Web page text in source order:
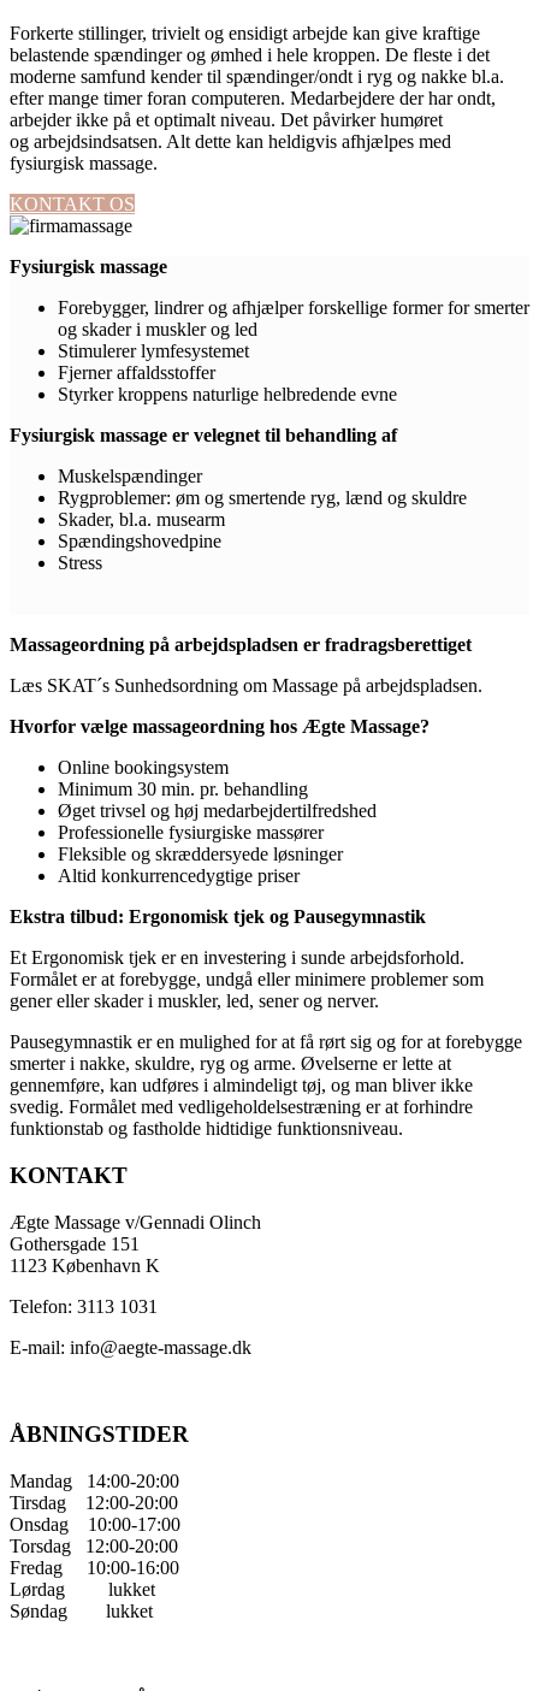
Forkerte stillinger, trivielt og ensidigt arbejde kan give kraftige
belastende spændinger og ømhed i hele kroppen. De fleste i det
moderne samfund kender til spændinger/ondt i ryg og nakke bl.a.
efter mange timer foran computeren. Medarbejdere der har ondt,
arbejder ikke på et optimalt niveau. Det påvirker humøret
og arbejdsindsatsen. Alt dette kan heldigvis afhjælpes med
fysiurgisk massage.
KONTAKT OS
Fysiurgisk massage
Forebygger, lindrer og afhjælper forskellige former for smerter
og skader i muskler og led
Stimulerer lymfesystemet
Fjerner affaldsstoffer
Styrker kroppens naturlige helbredende evne
Fysiurgisk massage er velegnet til behandling af
Muskelspændinger
Rygproblemer: øm og smertende ryg, lænd og skuldre
Skader, bl.a. musearm
Spændingshovedpine
Stress
Massageordning på arbejdspladsen er fradragsberettiget
Læs SKAT´s Sunhedsordning om Massage på arbejdspladsen.
Hvorfor vælge massageordning hos Ægte Massage?
Online bookingsystem
Minimum 30 min. pr. behandling
Øget trivsel og høj medarbejdertilfredshed
Professionelle fysiurgiske massører
Fleksible og skræddersyede løsninger
Altid konkurrencedygtige priser
Ekstra tilbud: Ergonomisk tjek og Pausegymnastik
Et Ergonomisk tjek er en investering i sunde arbejdsforhold.
Formålet er at forebygge, undgå eller minimere problemer som
gener eller skader i muskler, led, sener og nerver.
Pausegymnastik er en mulighed for at få rørt sig og for at forebygge
smerter i nakke, skuldre, ryg og arme. Øvelserne er lette at
gennemføre, kan udføres i almindeligt tøj, og man bliver ikke
svedig. Formålet med vedligeholdelsestræning er at forhindre
funktionstab og fastholde hidtidige funktionsniveau.
KONTAKT
Ægte Massage v/Gennadi Olinch
Gothersgade 151
1123 København K
Telefon: 3113 1031
E-mail: info@aegte-massage.dk
ÅBNINGSTIDER
Mandag 14:00-20:00
Tirsdag 12:00-20:00
Onsdag 10:00-17:00
Torsdag 12:00-20:00
Fredag 10:00-16:00
Lørdag lukket
Søndag lukket